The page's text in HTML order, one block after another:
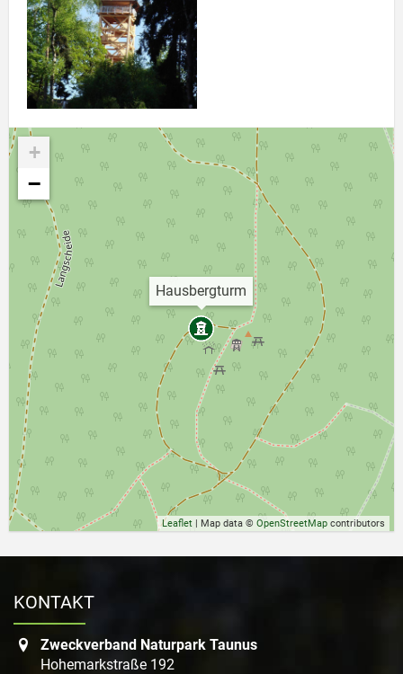
Hausbergturm
+
−
Leaflet | Map data © OpenStreetMap contributors
KONTAKT
Zweckverband Naturpark Taunus
Hohemarkstraße 192